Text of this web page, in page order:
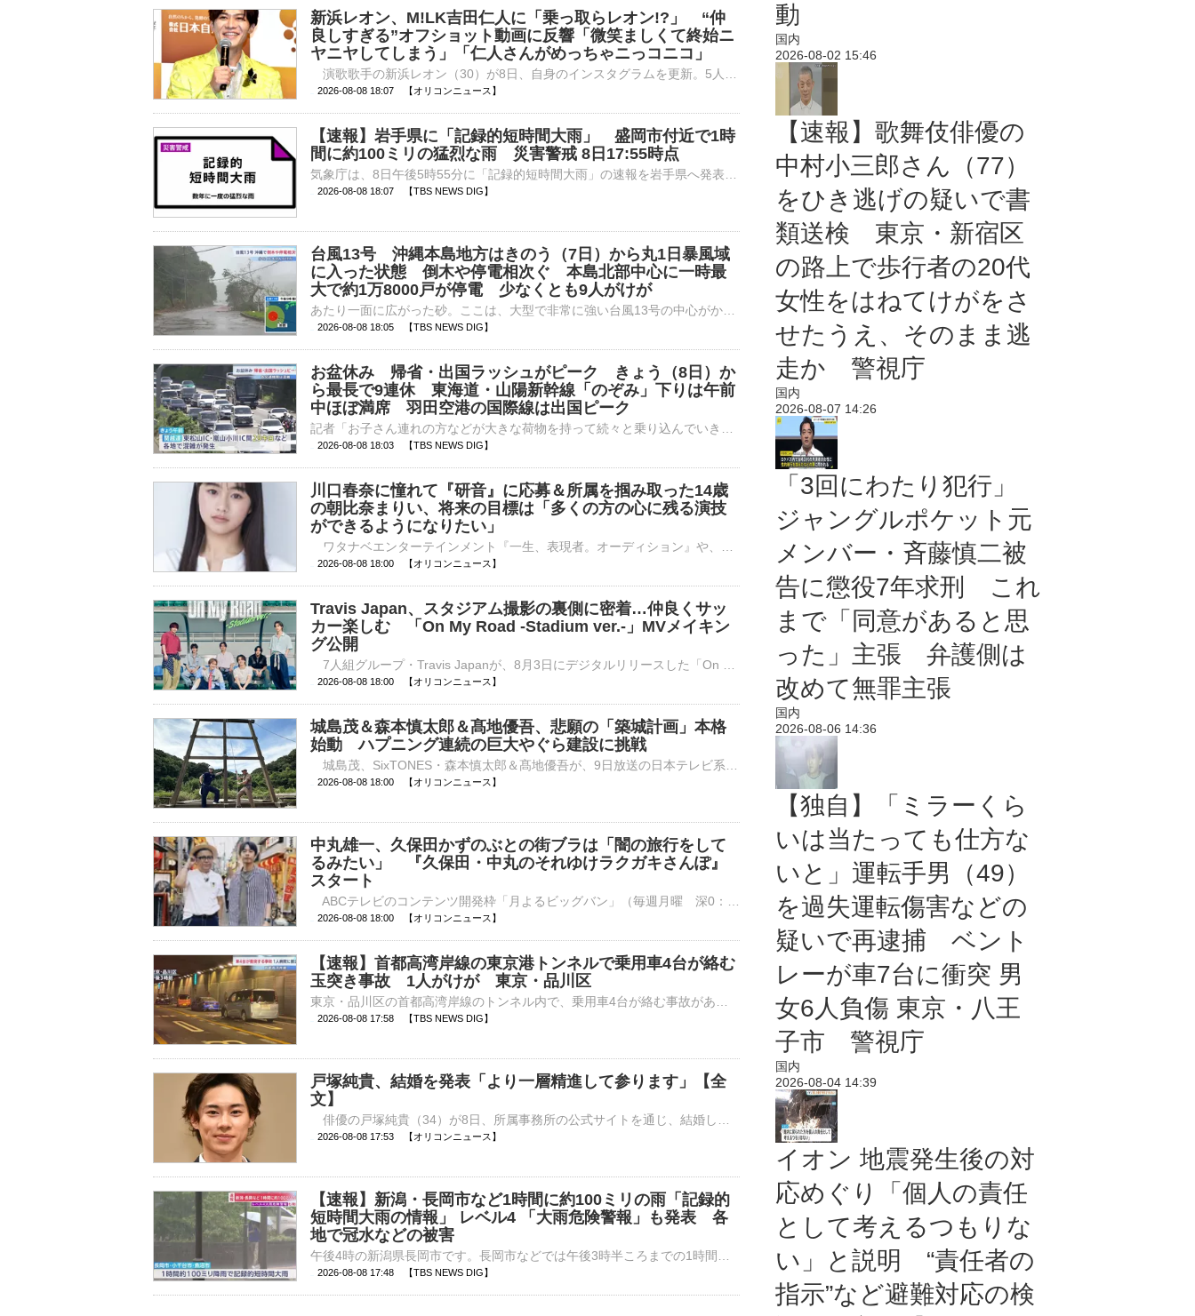
新浜レオン、M!LK吉田仁人に「乗っ取らレオン!?」 “仲
良しすぎる”オフショット動画に反響「微笑ましくて終始ニ
ヤニヤしてしまう」「仁人さんがめっちゃニっコニコ」
2026-08-08 18:07 【オリコンニュース】
【速報】岩手県に「記録的短時間大雨」 盛岡市付近で1時
間に約100ミリの猛烈な雨 災害警戒 8日17:55時点
2026-08-08 18:07 【TBS NEWS DIG】
台風13号 沖縄本島地方はきのう（7日）から丸1日暴風域
に入った状態 倒木や停電相次ぐ 本島北部中心に一時最
大で約1万8000戸が停電 少なくとも9人がけが
2026-08-08 18:05 【TBS NEWS DIG】
お盆休み 帰省・出国ラッシュがピーク きょう（8日）か
ら最長で9連休 東海道・山陽新幹線「のぞみ」下りは午前
中ほぼ満席 羽田空港の国際線は出国ピーク
2026-08-08 18:03 【TBS NEWS DIG】
川口春奈に憧れて『研音』に応募＆所属を掴み取った14歳
の朝比奈まりい、将来の目標は「多くの方の心に残る演技
ができるようになりたい」
2026-08-08 18:00 【オリコンニュース】
Travis Japan、スタジアム撮影の裏側に密着…仲良くサッ
カー楽しむ 「On My Road -Stadium ver.-」MVメイキン
グ公開
2026-08-08 18:00 【オリコンニュース】
城島茂＆森本慎太郎＆髙地優吾、悲願の「築城計画」本格
始動 ハプニング連続の巨大やぐら建設に挑戦
2026-08-08 18:00 【オリコンニュース】
中丸雄一、久保田かずのぶとの街ブラは「闇の旅行をして
るみたい」 『久保田・中丸のそれゆけラクガキさんぽ』
スタート
2026-08-08 18:00 【オリコンニュース】
【速報】首都高湾岸線の東京港トンネルで乗用車4台が絡む
玉突き事故 1人がけが 東京・品川区
2026-08-08 17:58 【TBS NEWS DIG】
戸塚純貴、結婚を発表「より一層精進して参ります」【全
文】
2026-08-08 17:53 【オリコンニュース】
【速報】新潟・長岡市など1時間に約100ミリの雨「記録的
短時間大雨の情報」 レベル4 「大雨危険警報」も発表 各
地で冠水などの被害
2026-08-08 17:48 【TBS NEWS DIG】
動
国内
2026-08-02 15:46
【速報】歌舞伎俳優の
中村小三郎さん（77）
をひき逃げの疑いで書
類送検 東京・新宿区
の路上で歩行者の20代
女性をはねてけがをさ
せたうえ、そのまま逃
走か 警視庁
国内
2026-08-07 14:26
「3回にわたり犯行」
ジャングルポケット元
メンバー・斉藤慎二被
告に懲役7年求刑 これ
まで「同意があると思
った」主張 弁護側は
改めて無罪主張
国内
2026-08-06 14:36
【独自】「ミラーくら
いは当たっても仕方な
いと」運転手男（49）
を過失運転傷害などの
疑いで再逮捕 ベント
レーが車7台に衝突 男
女6人負傷 東京・八王
子市 警視庁
国内
2026-08-04 14:39
イオン 地震発生後の対
応めぐり「個人の責任
として考えるつもりな
い」と説明 “責任者の
指示”など避難対応の検